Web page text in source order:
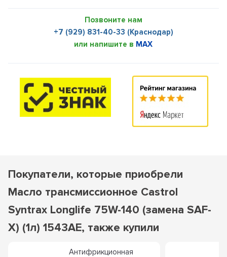
Позвоните нам
+7 (929) 831-40-33 (Краснодар)
или напишите в MAX
Покупатели, которые приобрели
Масло трансмиссионное Castrol
Syntrax Longlife 75W-140 (замена SAF-
X) (1л) 1543AE, также купили
Антифрикционная